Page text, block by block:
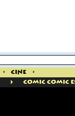
> Cine
>
> Comic Comic